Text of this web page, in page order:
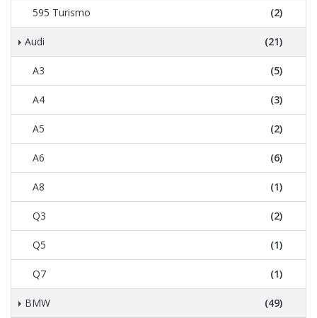
595 Turismo (2)
Audi (21)
A3 (5)
A4 (3)
A5 (2)
A6 (6)
A8 (1)
Q3 (2)
Q5 (1)
Q7 (1)
BMW (49)